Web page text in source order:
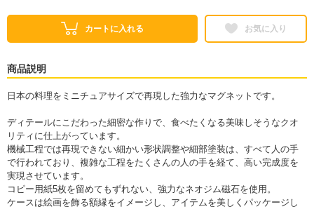
カートに入れる お気に入り
商品説明
日本の料理をミニチュアサイズで再現した強力なマグネットです。
ディテールにこだわった細密な作りで、食べたくなる美味しそうなクオ
リティに仕上がっています。
機械工程では再現できない細かい形状調整や細部塗装は、すべて人の手
で行われており、複雑な工程をたくさんの人の手を経て、高い完成度を
実現させています。
コピー用紙5枚を留めてもずれない、強力なネオジム磁石を使用。
ケースは絵画を飾る額縁をイメージし、アイテムを美しくパッケージし